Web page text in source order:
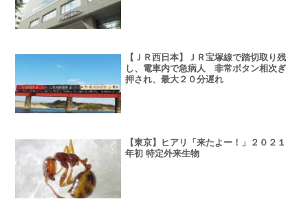
【ＪＲ西日本】ＪＲ宝塚線で踏切取り残
し、電車内で急病人 非常ボタン相次ぎ
押され、最大２０分遅れ
【東京】ヒアリ「来たよー！」２０２１
年初 特定外来生物